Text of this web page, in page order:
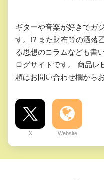
ギターや音楽が好きでガ
す。!? また財布等の洒落
る思想のコラムなども書
ログサイトです。 商品レ
頼はお問い合わせ欄から
X Website